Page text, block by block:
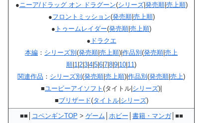
● ニーア/ドラッグ オン ドラグーン(シリーズ| 発売順| 売上順)
●フロントミッション(発売順| 売上順)
● トゥームレイダー(発売順 売上順)
● ドラクエ
本編 ： シリーズ別 (発売順 売上順)| 作品別 (発売順 売上
順 1 2 3 4 5 6 7 8 9 10 11 )
関連作品 ： シリーズ別 (発売順 売上順)| 作品別 (発売順 売上)
■ユービーアイソフト (タイトル| シリーズ)|
■ブリザード(タイトル| シリーズ)
■■│ コペンギンTOP > ゲーム ホビー 書籍・マンガ│■■